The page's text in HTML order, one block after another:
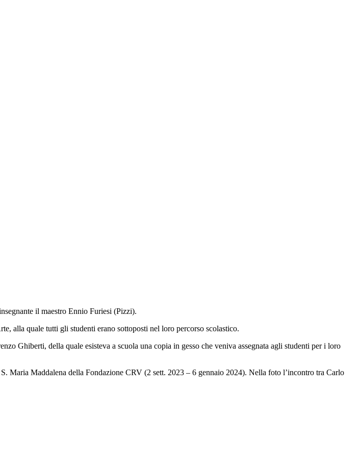
il maestro Ennio Furiesi (Pizzi).
alla quale tutti gli studenti erano sottoposti nel loro percorso scolastico.
Ghiberti, della quale esisteva a scuola una copia in gesso che veniva assegnata agli studenti per i loro
Maria Maddalena della Fondazione CRV (2 sett. 2023 – 6 gennaio 2024). Nella foto l’incontro tra Carlo